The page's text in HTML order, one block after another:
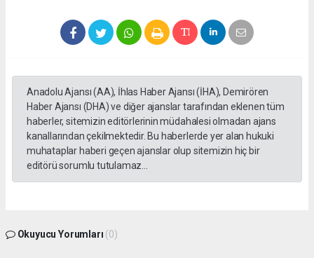
Anadolu Ajansı (AA), İhlas Haber Ajansı (İHA), Demirören
Haber Ajansı (DHA) ve diğer ajanslar tarafından eklenen tüm
haberler, sitemizin editörlerinin müdahalesi olmadan ajans
kanallarından çekilmektedir. Bu haberlerde yer alan hukuki
muhataplar haberi geçen ajanslar olup sitemizin hiç bir
editörü sorumlu tutulamaz...
Okuyucu Yorumları (0)